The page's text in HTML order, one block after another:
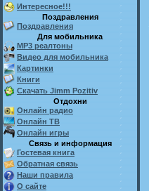
Интересное!!!
Поздравления
Поздравления
Для мобильника
MP3 реалтоны
Видео для мобильника
Картинки
Книги
Скачать Jimm Pozitiv
Отдохни
Онлайн радио
Онлайн ТВ
Онлайн игры
Связь и информация
Гостевая книга
Обратная связь
Наши правила
О сайте